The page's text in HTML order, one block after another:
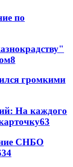
по
8
громкими
На каждого
63
СНБО
34